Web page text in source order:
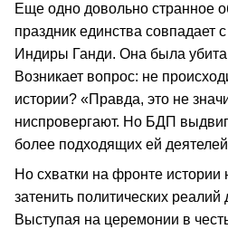
Еще одно довольно странное
праздник единства совпадает
Индиры Ганди. Она была убита
Возникает вопрос: не
истории? «Правда, это не
ниспровергают. Но БДП
более подходящих ей
Но схватки на фронте истории
затенить политических
Выступая на церемонии в